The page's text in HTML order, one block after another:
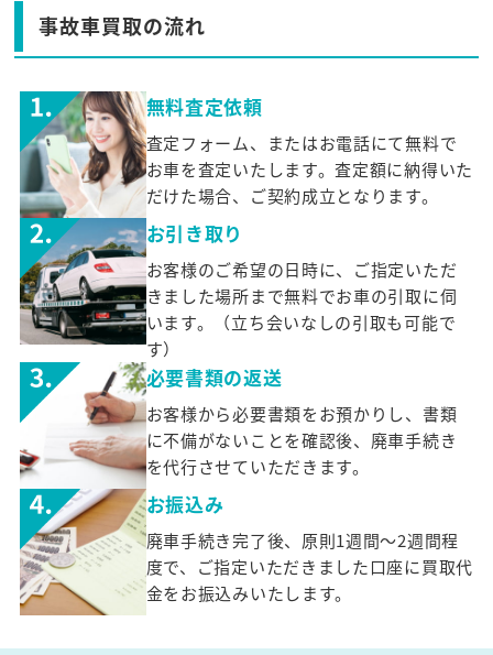
事故車買取の流れ
無料査定依頼
査定フォーム、またはお電話にて無料で
お車を査定いたします。査定額に納得いた
だけた場合、ご契約成立となります。
お引き取り
お客様のご希望の日時に、ご指定いただ
きました場所まで無料でお車の引取に伺
います。（立ち会いなしの引取も可能で
す）
必要書類の返送
お客様から必要書類をお預かりし、書類
に不備がないことを確認後、廃車手続き
を代行させていただきます。
お振込み
廃車手続き完了後、原則1週間～2週間程
度で、ご指定いただきました口座に買取代
金をお振込みいたします。